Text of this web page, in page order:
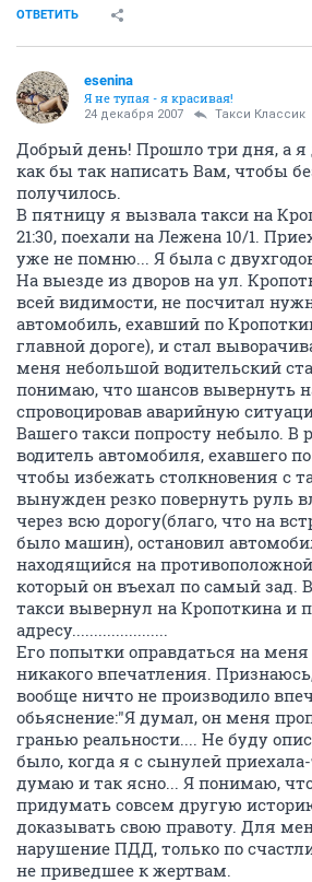
ОТВЕТИТЬ
esenina
Я не тупая - я красивая!
24 декабря 2007 Такси Классик
Добрый день! Прошло три дня, а я
как бы так написать Вам, чтобы
получилось.
В пятницу я вызвала такси на
21:30, поехали на Лежена 10/1.
уже не помню... Я была с
На выезде из дворов на ул.
всей видимости, не посчитал
автомобиль, ехавший по
главной дороге), и стал
меня небольшой водительский
понимаю, что шансов вывернуть
спровоцировав аварийную
Вашего такси попросту небыло. В
водитель автомобиля, ехавшего
чтобы избежать столкновения с
вынужден резко повернуть руль
через всю дорогу(благо, что на
было машин), остановил
находящийся на противоположной
который он въехал по самый зад.
такси вывернул на Кропоткина и
адресу......................
Его попытки оправдаться на
никакого впечатления.
вообще ничто не производило
обьяснение:"Я думал, он меня
гранью реальности.... Не буду
было, когда я с сынулей
думаю и так ясно... Я понимаю,
придумать совсем другую
доказывать свою правоту. Для
нарушение ПДД, только по
не приведшее к жертвам.